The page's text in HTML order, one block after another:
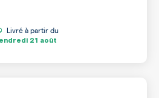
Livré à partir du
21 août